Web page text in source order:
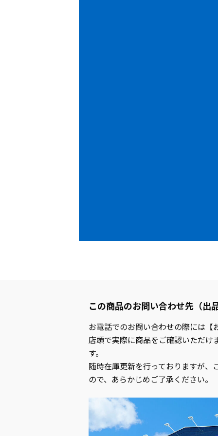
この商品のお問い合わせ先（出品
お電話でのお問い合わせの際には【
店頭で実際に商品をご確認いただけ
す。
随時在庫更新を行っておりますが、
ので、あらかじめご了承ください。